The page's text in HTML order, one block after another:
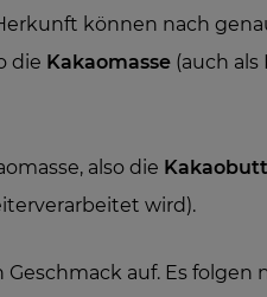
können nach
die Kakaomasse (auch als
also die
wird).
auf. Es folgen